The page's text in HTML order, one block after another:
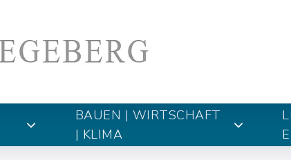
BAUEN | WIRTSCHAFT
| KLIMA